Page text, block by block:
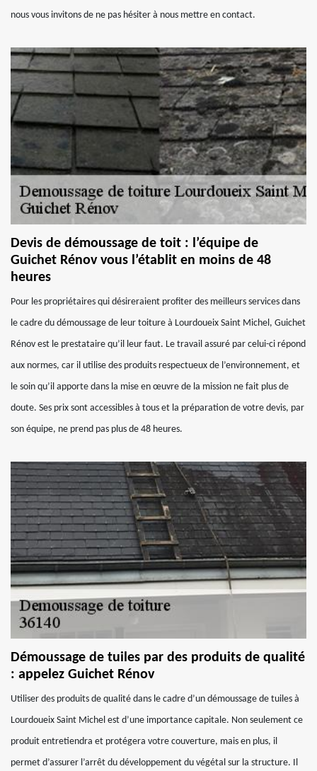
nous vous invitons de ne pas hésiter à nous mettre en contact.
Devis de démoussage de toit : l’équipe de
Guichet Rénov vous l’établit en moins de 48
heures
Pour les propriétaires qui désireraient profiter des meilleurs services dans
le cadre du démoussage de leur toiture à Lourdoueix Saint Michel, Guichet
Rénov est le prestataire qu’il leur faut. Le travail assuré par celui-ci répond
aux normes, car il utilise des produits respectueux de l’environnement, et
le soin qu’il apporte dans la mise en œuvre de la mission ne fait plus de
doute. Ses prix sont accessibles à tous et la préparation de votre devis, par
son équipe, ne prend pas plus de 48 heures.
Démoussage de tuiles par des produits de qualité
: appelez Guichet Rénov
Utiliser des produits de qualité dans le cadre d’un démoussage de tuiles à
Lourdoueix Saint Michel est d’une importance capitale. Non seulement ce
produit entretiendra et protégera votre couverture, mais en plus, il
permet d’assurer l’arrêt du développement du végétal sur la structure. Il